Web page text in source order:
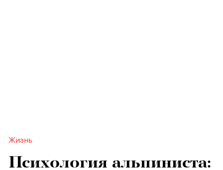
Жизнь
Психология альпиниста: